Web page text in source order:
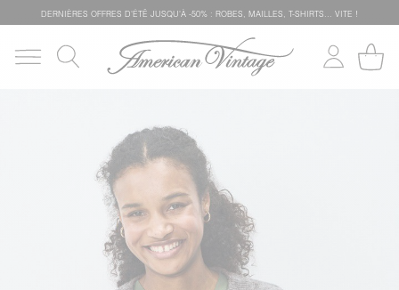
DERNIÈRES OFFRES D'ÉTÊ JUSQU'À -50% : ROBES, MAILLES, T-SHIRTS... VITE !